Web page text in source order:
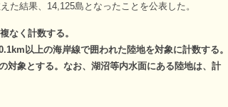
結果、14,125島となったことを公表した。
なく計数する。
以上の海岸線で囲われた陸地を対象に計数する。
対象とする。なお、湖沼等内水面にある陸地は、計